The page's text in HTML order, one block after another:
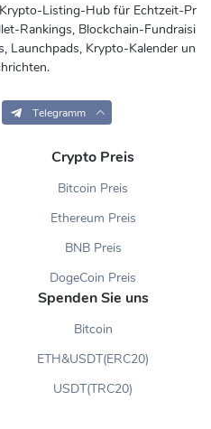
Listing-Hub für Echtzeit-Pr
Rankings, Blockchain-Fundraisi
Launchpads, Krypto-Kalender un
Telegramm
Crypto Preis
Bitcoin Preis
Ethereum Preis
BNB Preis
DogeCoin Preis
Spenden Sie uns
Bitcoin
ETH&USDT(ERC20)
USDT(TRC20)